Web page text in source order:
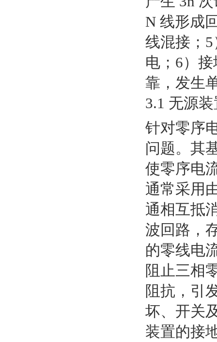
N 线形成
线混接；
电；6）
靠，发生
3.1 无源
针对零序
问题。其
使零序电
通常采用
通相互抵
波回路，
的零线电
阻止三相
阻抗，引
坏、开关
装置的接